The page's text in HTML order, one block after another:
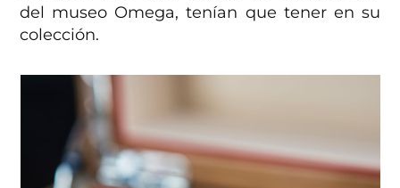
del museo Omega, tenían que tener en su
colección.